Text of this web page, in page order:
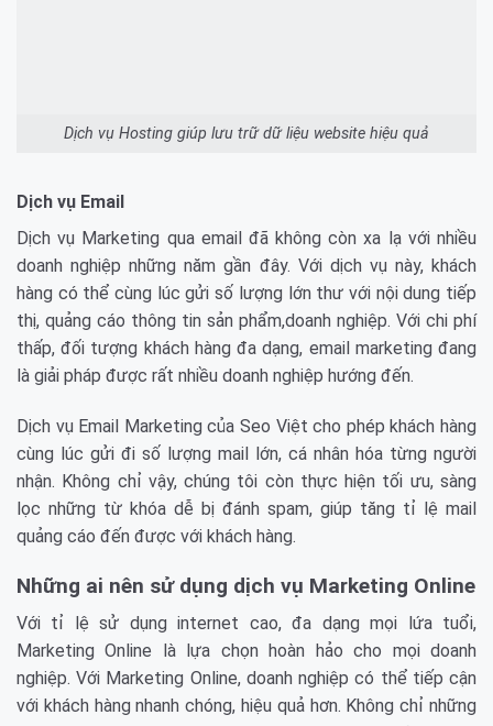
Dịch vụ Hosting giúp lưu trữ dữ liệu website hiệu quả
Dịch vụ Email
Dịch vụ Marketing qua email đã không còn xa lạ với nhiều
doanh nghiệp những năm gần đây. Với dịch vụ này, khách
hàng có thể cùng lúc gửi số lượng lớn thư với nội dung tiếp
thị, quảng cáo thông tin sản phẩm,doanh nghiệp. Với chi phí
thấp, đối tượng khách hàng đa dạng, email marketing đang
là giải pháp được rất nhiều doanh nghiệp hướng đến.
Dịch vụ Email Marketing của Seo Việt cho phép khách hàng
cùng lúc gửi đi số lượng mail lớn, cá nhân hóa từng người
nhận. Không chỉ vậy, chúng tôi còn thực hiện tối ưu, sàng
lọc những từ khóa dễ bị đánh spam, giúp tăng tỉ lệ mail
quảng cáo đến được với khách hàng.
Những ai nên sử dụng dịch vụ Marketing Online
Với tỉ lệ sử dụng internet cao, đa dạng mọi lứa tuổi,
Marketing Online là lựa chọn hoàn hảo cho mọi doanh
nghiệp. Với Marketing Online, doanh nghiệp có thể tiếp cận
với khách hàng nhanh chóng, hiệu quả hơn. Không chỉ những